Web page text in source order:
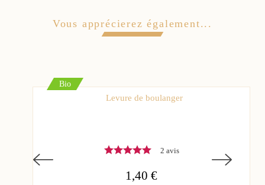
Vous apprécierez également...
Bio
Levure de boulanger
2 avis
1,40 €